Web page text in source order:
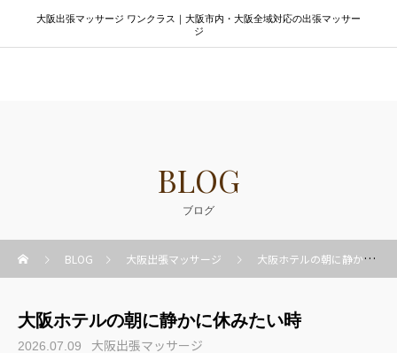
大阪出張マッサージ ワンクラス｜大阪市内・大阪全域対応の出張マッサー
ジ
BLOG
ブログ
BLOG 大阪出張マッサージ 大阪ホテルの朝に静かに休みたい時
大阪ホテルの朝に静かに休みたい時
2026.07.09 大阪出張マッサージ